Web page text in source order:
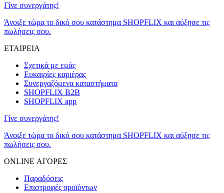
Γίνε συνεργάτης!
Άνοιξε τώρα το δικό σου κατάστημα SHOPFLIX και αύξησε τις
πωλήσεις σου.
ΕΤΑΙΡΕΙΑ
Σχετικά με εμάς
Ευκαιρίες καριέρας
Συνεργαζόμενα καταστήματα
SHOPFLIX B2B
SHOPFLIX app
Γίνε συνεργάτης!
Άνοιξε τώρα το δικό σου κατάστημα SHOPFLIX και αύξησε τις
πωλήσεις σου.
ONLINE ΑΓΟΡΕΣ
Παραδόσεις
Επιστροφές προϊόντων